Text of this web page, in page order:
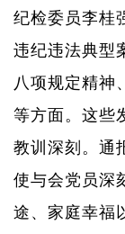
纪检委员李桂
违纪违法典型
八项规定精神
等方面。这些
教训深刻。通
使与会党员深
途、家庭幸福